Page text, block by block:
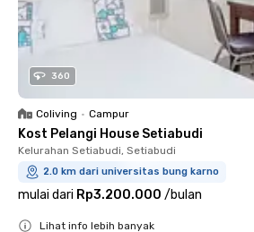
360
Coliving • Campur
Kost Pelangi House Setiabudi
Kelurahan Setiabudi, Setiabudi
2.0 km dari universitas bung karno
mulai dari Rp3.200.000 /bulan
Lihat info lebih banyak